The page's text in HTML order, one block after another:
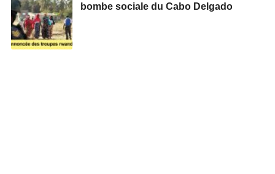
bombe sociale du Cabo Delgado